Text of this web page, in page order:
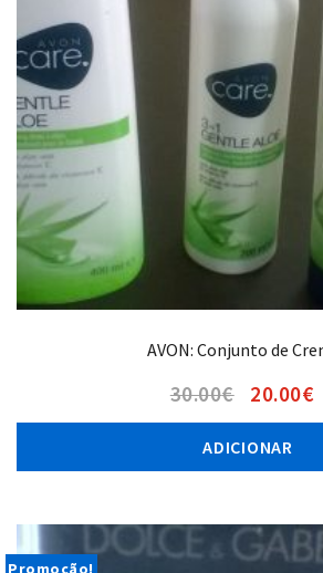
AVON: Conjunto de
30.00€ 20.00€
ADICIONAR
Promoção!